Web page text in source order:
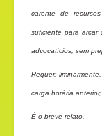
carente de
suficiente para arcar
advocatícios, sem
Requer,
carga horária
É o breve relato.